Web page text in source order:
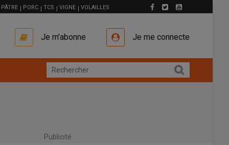
PÂTRE PORC TCS VIGNE VOLAILLES
Je m'abonne Je me connecte
Publicité